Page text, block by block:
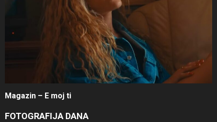
Magazin – E moj ti
FOTOGRAFIJA DANA